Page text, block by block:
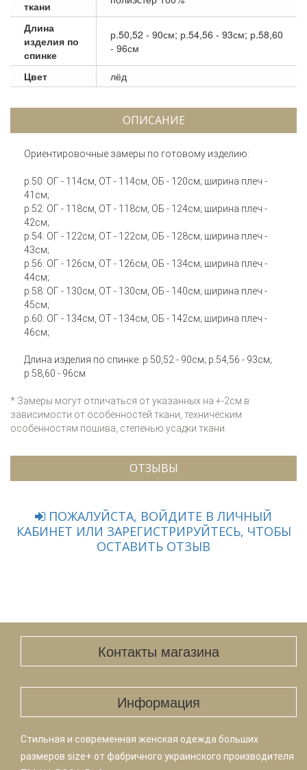
ткани
Длина
изделия по
спинке
р.50,52 - 90см; р.54,56 - 93см; р.58,60
- 96см
Цвет лёд
ОПИСАНИЕ
Ориентировочные замеры по готовому изделию:
р.50: ОГ - 114см, ОТ - 114см, ОБ - 120см; ширина плеч -
41см;
р.52: ОГ - 118см, ОТ - 118см, ОБ - 124см; ширина плеч -
42см;
р.54: ОГ - 122см, ОТ - 122см, ОБ - 128см; ширина плеч -
43см;
р.56: ОГ - 126см, ОТ - 126см, ОБ - 134см; ширина плеч -
44см;
р.58: ОГ - 130см, ОТ - 130см, ОБ - 140см; ширина плеч -
45см;
р.60: ОГ - 134см, ОТ - 134см, ОБ - 142см; ширина плеч -
46см;
Длина изделия по спинке: р.50,52 - 90см; р.54,56 - 93см;
р.58,60 - 96см
* Замеры могут отличаться от указанных на +-2см в
зависимости от особенностей ткани, техническим
особенностям пошива, степенью усадки ткани.
ОТЗЫВЫ
ПОЖАЛУЙСТА, ВОЙДИТЕ В ЛИЧНЫЙ
КАБИНЕТ ИЛИ ЗАРЕГИСТРИРУЙТЕСЬ, ЧТОБЫ
ОСТАВИТЬ ОТЗЫВ
Контакты магазина
Информация
Стильная и современная женская одежда больших
размеров size+ от фабричного украинского производителя